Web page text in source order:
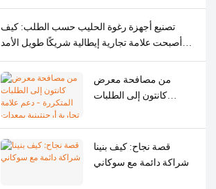
وحدة
تصنيع أجهزة رغوة الحليب حسب الطلب: كيف
أصبحت علامة تجارية إيطالية شريكًا طويل الأمد
الأصلية
من مصافحة معرض
كانتون إلى الطلبات
تجارية أرجنتينية بمعدات
تصنيع مطاحن اللحوم
الدقيقة الأصلية
قصة نجاح: كيف بنينا
شراكة دائمة مع سوكاني